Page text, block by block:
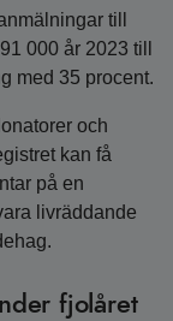
till
000 år 2023 till
med 35 procent.
och
kan få
på en
livräddande
fjolåret